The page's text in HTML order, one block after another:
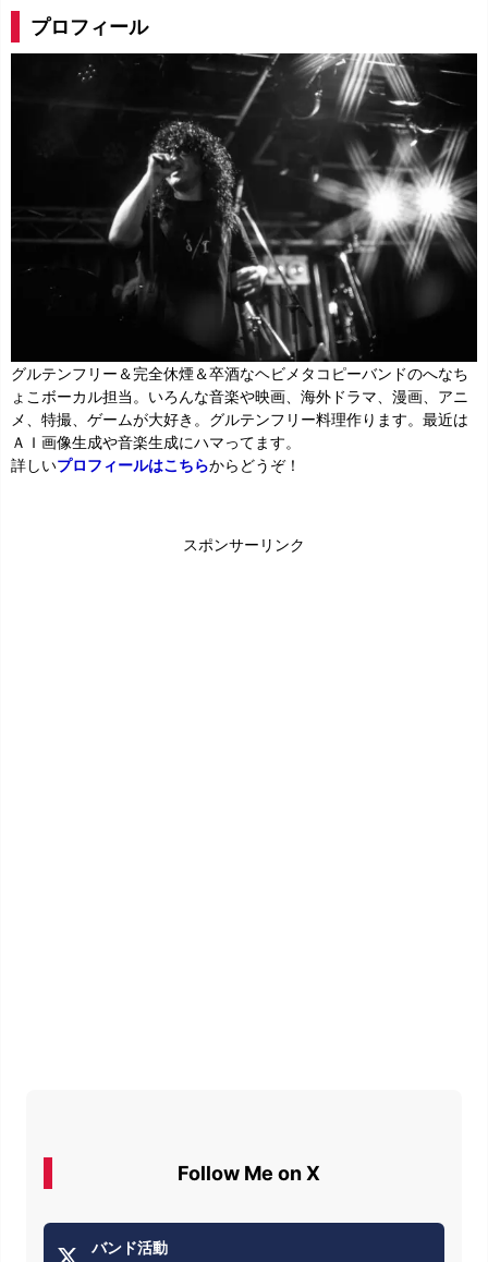
プロフィール
グルテンフリー＆完全休煙＆卒酒なヘビメタコピーバンドのへなち
ょこボーカル担当。いろんな音楽や映画、海外ドラマ、漫画、アニ
メ、特撮、ゲームが大好き。グルテンフリー料理作ります。最近は
ＡＩ画像生成や音楽生成にハマってます。
詳しいプロフィールはこちらからどうぞ！
スポンサーリンク
Follow Me on X
バンド活動